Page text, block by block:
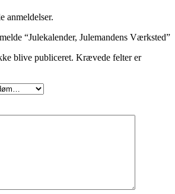
anmeldelser.
“Julekalender, Julemandens Værksted”
blive publiceret. Krævede felter er